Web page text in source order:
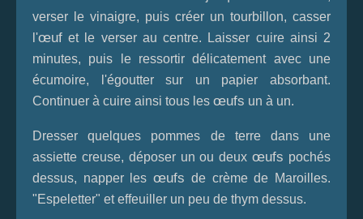
verser le vinaigre, puis créer un tourbillon, casser
l'œuf et le verser au centre. Laisser cuire ainsi 2
minutes, puis le ressortir délicatement avec une
écumoire, l'égoutter sur un papier absorbant.
Continuer à cuire ainsi tous les œufs un à un.
Dresser quelques pommes de terre dans une
assiette creuse, déposer un ou deuxœufs pochés
dessus, napper lesœufs de crème de Maroilles.
"Espeletter" et effeuiller un peu de thym dessus.